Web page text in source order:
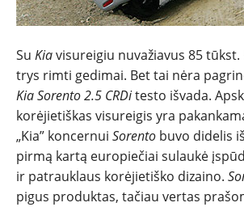
TESTAI
NAUJI
Su Kiavisureigiu nuvažiavus 85
trys rimti gedimai. Bet tai nėra
Kia Sorento 2.5 CRDitesto išvada.
korėjietiškas visureigis yra
„Kia” koncernui Sorento buvo didelis
pirmą kartą europiečiai sulaukė
ir patrauklaus korėjietiško dizaino.
pigus produktas, tačiau vertas